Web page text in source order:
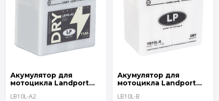
Акумулятор для
мотоцикла Landport
LB10L-A2
Акумулятор для
мотоцикла Landport
LB10L-B